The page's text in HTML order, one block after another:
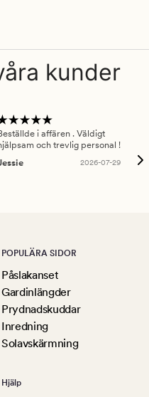
kunder
i affären . Väldigt
och trevlig personal !
2026-07-29
POPULÄRA SIDOR
Påslakanset
Gardinlängder
Prydnadskuddar
Inredning
Solavskärmning
Hjälp